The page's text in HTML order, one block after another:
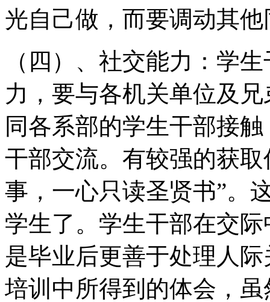
光自己做，而要调动其
（四）、社交能力：学
力，要与各机关单位及
同各系部的学生干部接
干部交流。有较强的获
事，一心只读圣贤书”。
学生了。学生干部在交
是毕业后更善于处理人
培训中所得到的体会，